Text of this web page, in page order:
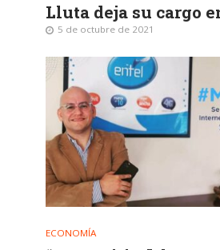
Lluta deja su cargo
5 de octubre de 2021
ECONOMÍA